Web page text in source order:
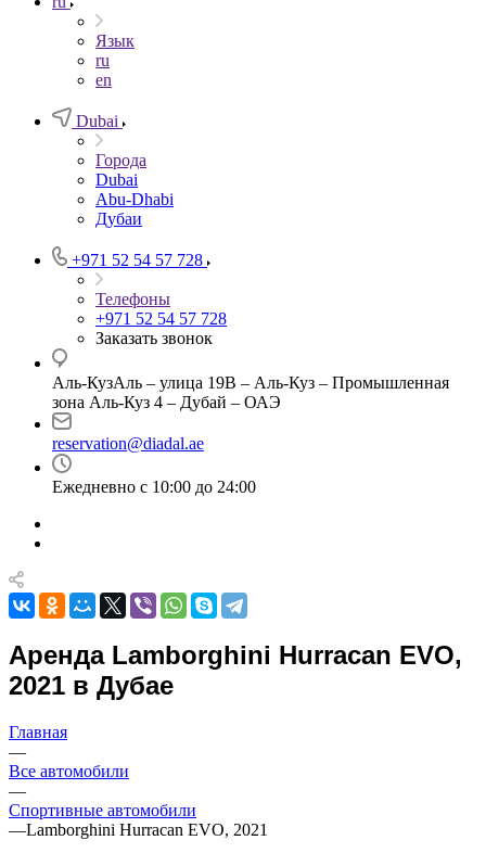
Язык
ru
en
Dubai
Города
Dubai
Abu-Dhabi
Дубаи
+971 52 54 57 728
Телефоны
+971 52 54 57 728
Заказать звонок
Аль-КузАль – улица 19B – Аль-Куз – Промышленная
зона Аль-Куз 4 – Дубай – ОАЭ
reservation@diadal.ae
Ежедневно с 10:00 до 24:00
Аренда Lamborghini Hurracan EVO,
2021 в Дубае
Главная
—
Все автомобили
—
Спортивные автомобили
—Lamborghini Hurracan EVO, 2021